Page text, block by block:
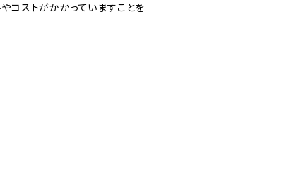
コストがかかっていますことを